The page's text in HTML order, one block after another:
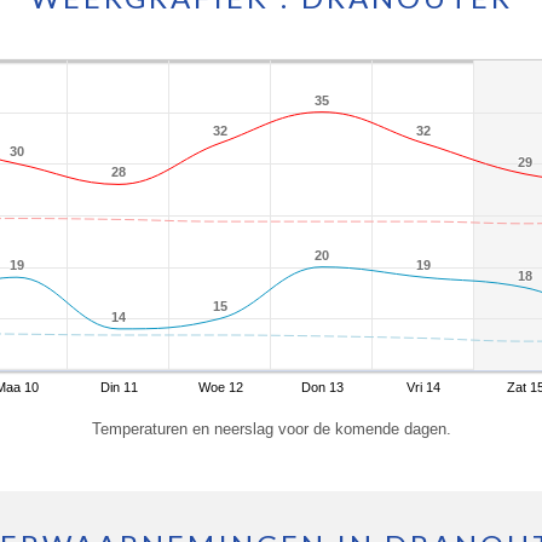
30
30
28
28
32
32
35
35
32
32
29
29
19
19
14
14
15
15
20
20
19
19
18
18
10 Din 11 Woe 12 Don 13 Vri 14 Zat
Temperaturen en neerslag voor de komende dagen.